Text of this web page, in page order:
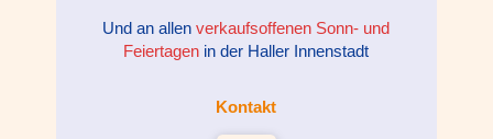
Und an allenverkaufsoffenen Sonn- und
Feiertagen in der Haller Innenstadt
Kontakt